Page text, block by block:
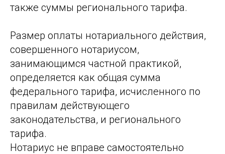
также суммы регионального тарифа.
Размер оплаты нотариального действия,
совершенного нотариусом,
занимающимся частной практикой,
определяется как общая сумма
федерального тарифа, исчисленного по
правилам действующего
законодательства, и регионального
тарифа.
Нотариус не вправе самостоятельно